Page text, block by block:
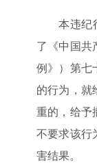
本违纪行
了《中国共
例》）第七
的行为，就
重的，给予
不要求该行
害结果。